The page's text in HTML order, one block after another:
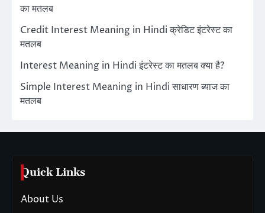
का मतलब
Credit Interest Meaning in Hindi क्रेडिट इंटरेस्ट का
मतलब
Interest Meaning in Hindi इंटरेस्ट का मतलब क्या है?
Simple Interest Meaning in Hindi साधारण ब्याज का
मतलब
Quick Links
About Us